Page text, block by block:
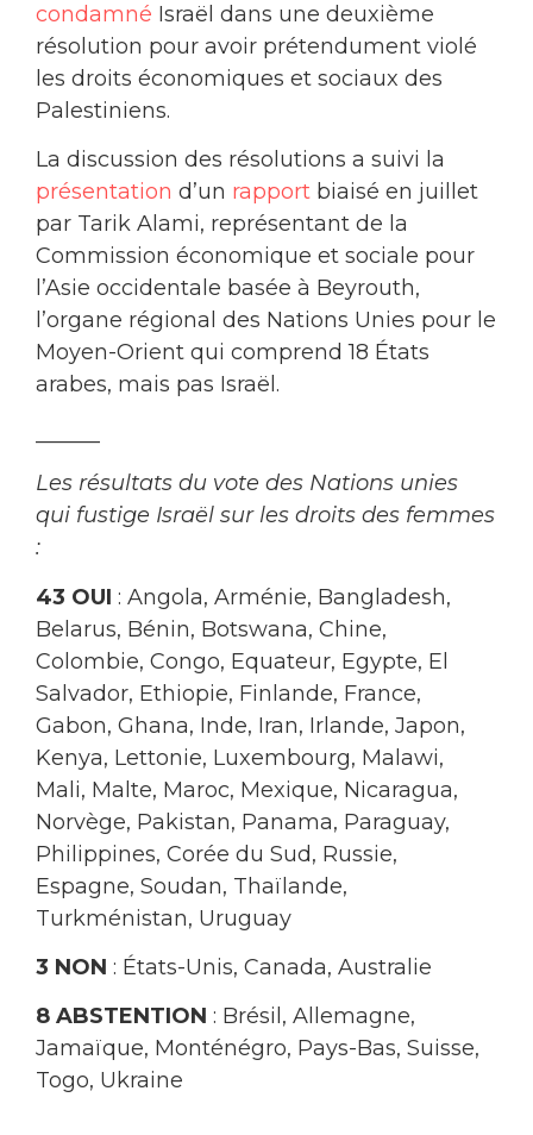
condamné Israël dans une deuxième
résolution pour avoir prétendument violé
les droits économiques et sociaux des
Palestiniens.
La discussion des résolutions a suivi la
présentation d’un rapport biaisé en juillet
par Tarik Alami, représentant de la
Commission économique et sociale pour
l’Asie occidentale basée à Beyrouth,
l’organe régional des Nations Unies pour le
Moyen-Orient qui comprend 18 États
arabes, mais pas Israël.
Les résultats du vote des Nations unies
qui fustige Israël sur les droits des femmes
:
43 OUI : Angola, Arménie, Bangladesh,
Belarus, Bénin, Botswana, Chine,
Colombie, Congo, Equateur, Egypte, El
Salvador, Ethiopie, Finlande, France,
Gabon, Ghana, Inde, Iran, Irlande, Japon,
Kenya, Lettonie, Luxembourg, Malawi,
Mali, Malte, Maroc, Mexique, Nicaragua,
Norvège, Pakistan, Panama, Paraguay,
Philippines, Corée du Sud, Russie,
Espagne, Soudan, Thaïlande,
Turkménistan, Uruguay
3 NON : États-Unis, Canada, Australie
8 ABSTENTION : Brésil, Allemagne,
Jamaïque, Monténégro, Pays-Bas, Suisse,
Togo, Ukraine